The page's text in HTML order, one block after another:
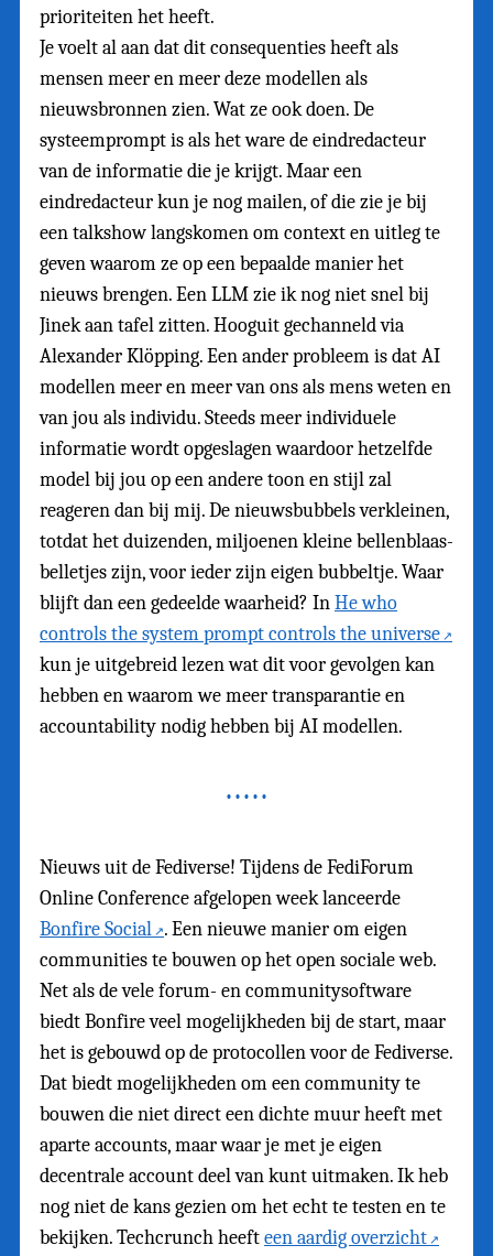
prioriteiten het heeft.
Je voelt al aan dat dit consequenties heeft als
mensen meer en meer deze modellen als
nieuwsbronnen zien. Wat ze ook doen. De
systeemprompt is als het ware de eindredacteur
van de informatie die je krijgt. Maar een
eindredacteur kun je nog mailen, of die zie je bij
een talkshow langskomen om context en uitleg te
geven waarom ze op een bepaalde manier het
nieuws brengen. Een LLM zie ik nog niet snel bij
Jinek aan tafel zitten. Hooguit gechanneld via
Alexander Klöpping. Een ander probleem is dat AI
modellen meer en meer van ons als mens weten en
van jou als individu. Steeds meer individuele
informatie wordt opgeslagen waardoor hetzelfde
model bij jou op een andere toon en stijl zal
reageren dan bij mij. De nieuwsbubbels verkleinen,
totdat het duizenden, miljoenen kleine bellenblaas-
belletjes zijn, voor ieder zijn eigen bubbeltje. Waar
blijft dan een gedeelde waarheid? InHe who
controls the system prompt controls the universe
kun je uitgebreid lezen wat dit voor gevolgen kan
hebben en waarom we meer transparantie en
accountability nodig hebben bij AI modellen.
Nieuws uit de Fediverse! Tijdens de FediForum
Online Conference afgelopen week lanceerde
Bonfire Social . Een nieuwe manier om eigen
communities te bouwen op het open sociale web.
Net als de vele forum- en communitysoftware
biedt Bonfire veel mogelijkheden bij de start, maar
het is gebouwd op de protocollen voor de Fediverse.
Dat biedt mogelijkheden om een community te
bouwen die niet direct een dichte muur heeft met
aparte accounts, maar waar je met je eigen
decentrale account deel van kunt uitmaken. Ik heb
nog niet de kans gezien om het echt te testen en te
bekijken. Techcrunch heefteen aardig overzicht